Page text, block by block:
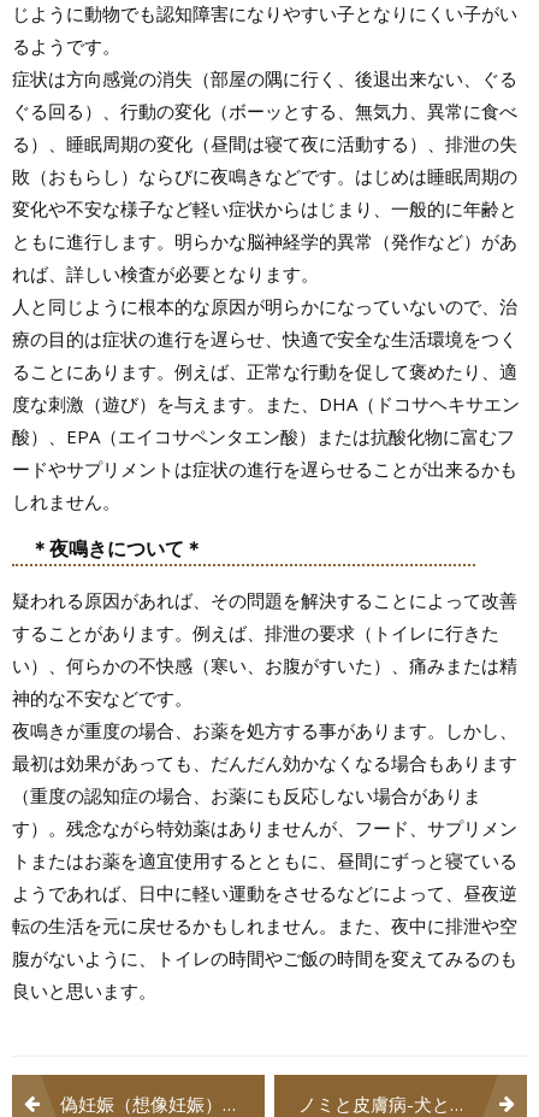
じように動物でも認知障害になりやすい子となりにくい子がい
るようです。
症状は方向感覚の消失（部屋の隅に行く、後退出来ない、ぐる
ぐる回る）、行動の変化（ボーッとする、無気力、異常に食べ
る）、睡眠周期の変化（昼間は寝て夜に活動する）、排泄の失
敗（おもらし）ならびに夜鳴きなどです。はじめは睡眠周期の
変化や不安な様子など軽い症状からはじまり、一般的に年齢と
ともに進行します。明らかな脳神経学的異常（発作など）があ
れば、詳しい検査が必要となります。
人と同じように根本的な原因が明らかになっていないので、治
療の目的は症状の進行を遅らせ、快適で安全な生活環境をつく
ることにあります。例えば、正常な行動を促して褒めたり、適
度な刺激（遊び）を与えます。また、DHA（ドコサヘキサエン
酸）、EPA（エイコサペンタエン酸）または抗酸化物に富むフ
ードやサプリメントは症状の進行を遅らせることが出来るかも
しれません。
＊夜鳴きについて＊
疑われる原因があれば、その問題を解決することによって改善
することがあります。例えば、排泄の要求（トイレに行きた
い）、何らかの不快感（寒い、お腹がすいた）、痛みまたは精
神的な不安などです。
夜鳴きが重度の場合、お薬を処方する事があります。しかし、
最初は効果があっても、だんだん効かなくなる場合もあります
（重度の認知症の場合、お薬にも反応しない場合がありま
す）。残念ながら特効薬はありませんが、フード、サプリメン
トまたはお薬を適宜使用するとともに、昼間にずっと寝ている
ようであれば、日中に軽い運動をさせるなどによって、昼夜逆
転の生活を元に戻せるかもしれません。また、夜中に排泄や空
腹がないように、トイレの時間やご飯の時間を変えてみるのも
良いと思います。
投 偽妊娠（想像妊娠）-犬と猫の病気用語集 ノミと皮膚病-犬と猫の病気用語集